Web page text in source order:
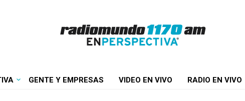
GENTE Y EMPRESAS VIDEO EN VIVO RADIO EN VIVO